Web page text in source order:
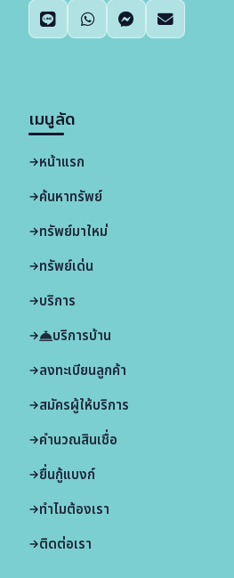
เมนูลัด
หน้าแรก
ค้นหาทรัพย์
ทรัพย์มาใหม่
ทรัพย์เด่น
บริการ
บริการบ้าน
ลงทะเบียนลูกค้า
สมัครผู้ให้บริการ
คำนวณสินเชื่อ
ยื่นกู้แบงก์
ทำไมต้องเรา
ติดต่อเรา